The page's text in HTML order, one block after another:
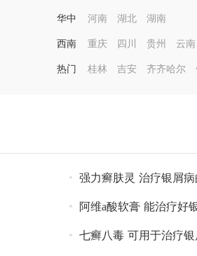
华中 河南 湖北 湖南
西南 重庆 四川 贵州 云南
热门 桂林 吉安 齐齐哈尔
强力癣肤灵 治疗银屑
阿维a酸软膏 能治疗好
七癣八毒 可用于治疗